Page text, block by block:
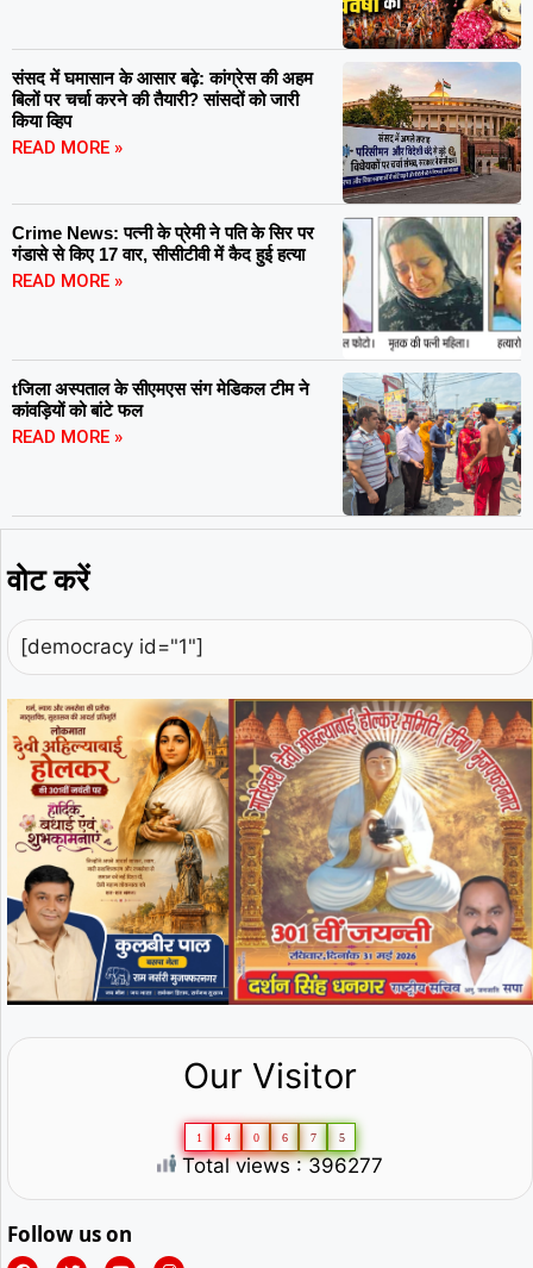
संसद में घमासान के आसार बढ़े: कांग्रेस की अहम
बिलों पर चर्चा करने की तैयारी? सांसदों को जारी
किया व्हिप
READ MORE »
Crime News: पत्नी के प्रेमी ने पति के सिर पर
गंडासे से किए 17 वार, सीसीटीवी में कैद हुई हत्या
READ MORE »
tजिला अस्पताल के सीएमएस संग मेडिकल टीम ने
कांवड़ियों को बांटे फल
READ MORE »
वोट करें
[democracy id="1"]
Our Visitor
1 4 0 6 7 5
Total views : 396277
Follow us on